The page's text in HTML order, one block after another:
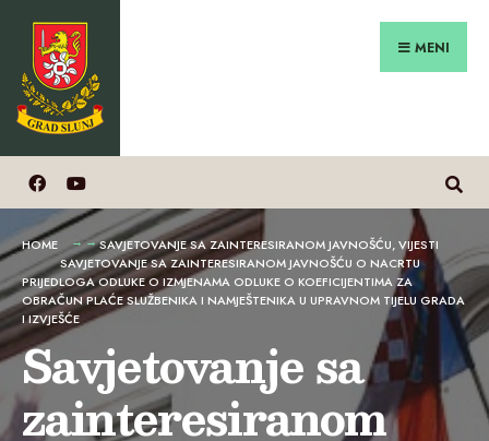
Preskoči
sadržaj
MENI
HOME SAVJETOVANJE SA ZAINTERESIRANOM JAVNOŠĆU,VIJESTI
SAVJETOVANJE SA ZAINTERESIRANOM JAVNOŠĆU O NACRTU
PRIJEDLOGA ODLUKE O IZMJENAMA ODLUKE O KOEFICIJENTIMA ZA
OBRAČUN PLAĆE SLUŽBENIKA I NAMJEŠTENIKA U UPRAVNOM TIJELU GRADA
I IZVJEŠĆE
Savjetovanje sa
zainteresiranom
for: